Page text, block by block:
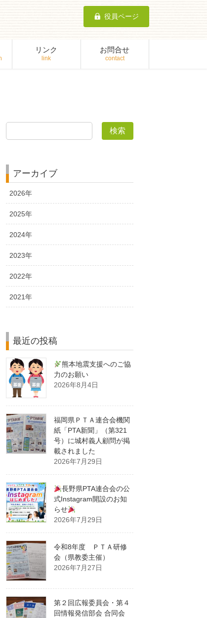
役員ページ
リンク お問合せ
検索
アーカイブ
2026年
2025年
2024年
2023年
2022年
2021年
最近の投稿
熊本地震支援へのご協
力のお願い
2026年8月4日
福岡県ＰＴＡ連合会機関
紙「PTA新聞」（第321
号）に城村義人顧問が掲
載されました
2026年7月29日
長野県PTA連合会の公
式Instagram開設のお知
らせ
2026年7月29日
令和8年度 ＰＴＡ研修
会（県教委主催）
2026年7月27日
第２回広報委員会・第４
回情報発信部会 合同会